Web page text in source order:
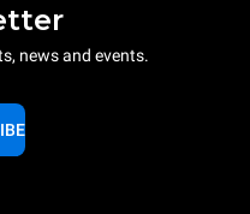
news and events.